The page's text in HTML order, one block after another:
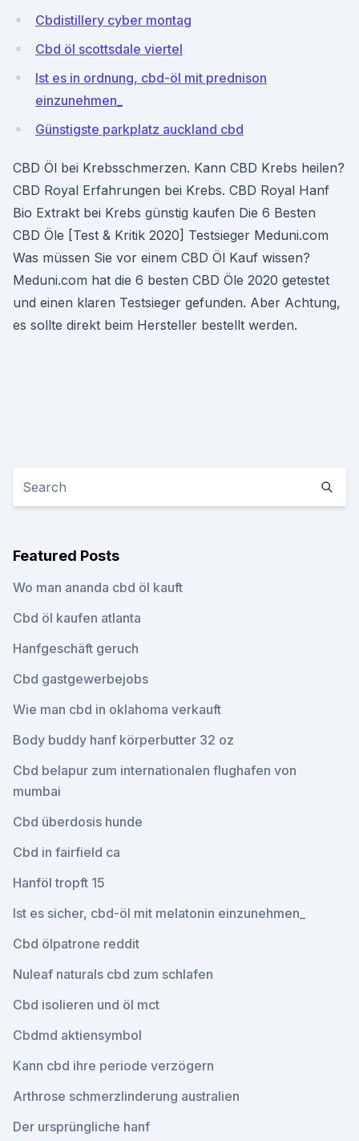
Cbdistillery cyber montag
Cbd öl scottsdale viertel
Ist es in ordnung, cbd-öl mit prednison
einzunehmen_
Günstigste parkplatz auckland cbd
CBD Öl bei Krebsschmerzen. Kann CBD Krebs heilen?
CBD Royal Erfahrungen bei Krebs. CBD Royal Hanf
Bio Extrakt bei Krebs günstig kaufen Die 6 Besten
CBD Öle [Test & Kritik 2020] Testsieger Meduni.com
Was müssen Sie vor einem CBD Öl Kauf wissen?
Meduni.com hat die 6 besten CBD Öle 2020 getestet
und einen klaren Testsieger gefunden. Aber Achtung,
es sollte direkt beim Hersteller bestellt werden.
Featured Posts
Wo man ananda cbd öl kauft
Cbd öl kaufen atlanta
Hanfgeschäft geruch
Cbd gastgewerbejobs
Wie man cbd in oklahoma verkauft
Body buddy hanf körperbutter 32 oz
Cbd belapur zum internationalen flughafen von
mumbai
Cbd überdosis hunde
Cbd in fairfield ca
Hanföl tropft 15
Ist es sicher, cbd-öl mit melatonin einzunehmen_
Cbd ölpatrone reddit
Nuleaf naturals cbd zum schlafen
Cbd isolieren und öl mct
Cbdmd aktiensymbol
Kann cbd ihre periode verzögern
Arthrose schmerzlinderung australien
Der ursprüngliche hanf